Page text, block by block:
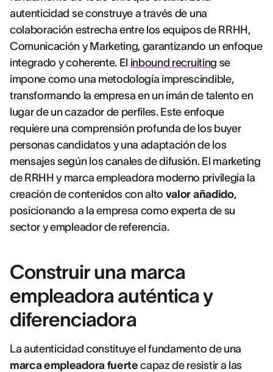
autenticidad se construye a través de una
colaboración estrecha entre los equipos de RRHH,
Comunicación y Marketing, garantizando un enfoque
integrado y coherente. El inbound recruiting se
impone como una metodología imprescindible,
transformando la empresa en un imán de talento en
lugar de un cazador de perfiles. Este enfoque
requiere una comprensión profunda de los buyer
personas candidatos y una adaptación de los
mensajes según los canales de difusión. El marketing
de RRHH y marca empleadora moderno privilegia la
creación de contenidos con alto valor añadido,
posicionando a la empresa como experta de su
sector y empleador de referencia.
Construir una marca
empleadora auténtica y
diferenciadora
La autenticidad constituye el fundamento de una
marca empleadora fuerte capaz de resistir a las